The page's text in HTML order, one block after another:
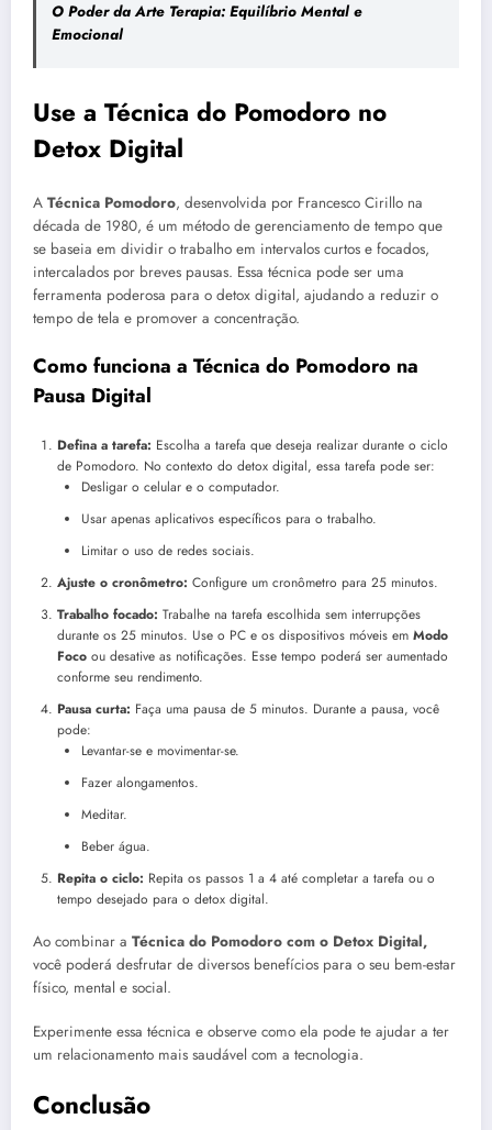
O Poder da Arte Terapia: Equilíbrio Mental e
Emocional
Use a Técnica do Pomodoro no
Detox Digital
A Técnica Pomodoro, desenvolvida por Francesco Cirillo na
década de 1980, é um método de gerenciamento de tempo que
se baseia em dividir o trabalho em intervalos curtos e focados,
intercalados por breves pausas. Essa técnica pode ser uma
ferramenta poderosa para o detox digital, ajudando a reduzir o
tempo de tela e promover a concentração.
Como funciona a Técnica do Pomodoro na
Pausa Digital
Defina a tarefa: Escolha a tarefa que deseja realizar durante o ciclo
de Pomodoro. No contexto do detox digital, essa tarefa pode ser:
Desligar o celular e o computador.
Usar apenas aplicativos específicos para o trabalho.
Limitar o uso de redes sociais.
Ajuste o cronômetro: Configure um cronômetro para 25 minutos.
Trabalho focado: Trabalhe na tarefa escolhida sem interrupções
durante os 25 minutos. Use o PC e os dispositivos móveis em Modo
Foco ou desative as notificações. Esse tempo poderá ser aumentado
conforme seu rendimento.
Pausa curta: Faça uma pausa de 5 minutos. Durante a pausa, você
pode:
Levantar-se e movimentar-se.
Fazer alongamentos.
Meditar.
Beber água.
Repita o ciclo: Repita os passos 1 a 4 até completar a tarefa ou o
tempo desejado para o detox digital.
Ao combinar a Técnica do Pomodoro com o Detox Digital,
você poderá desfrutar de diversos benefícios para o seu bem-estar
físico, mental e social.
Experimente essa técnica e observe como ela pode te ajudar a ter
um relacionamento mais saudável com a tecnologia.
Conclusão